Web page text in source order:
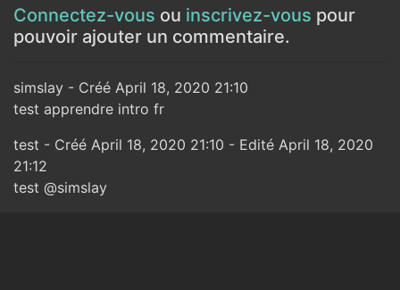
Connectez-vous ou inscrivez-vous pour
pouvoir ajouter un commentaire.
simslay - Créé April 18, 2020 21:10
test apprendre intro fr
test - Créé April 18, 2020 21:10 - Edité April 18, 2020
21:12
test @simslay